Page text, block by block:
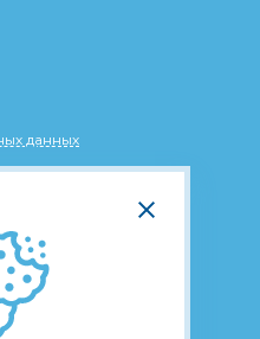
данных
данных в целях
и рекламного
cookie